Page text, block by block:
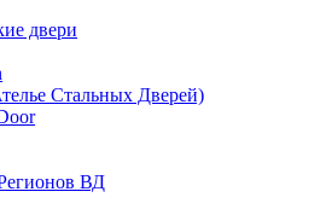
двери
Стальных Дверей)
ВД